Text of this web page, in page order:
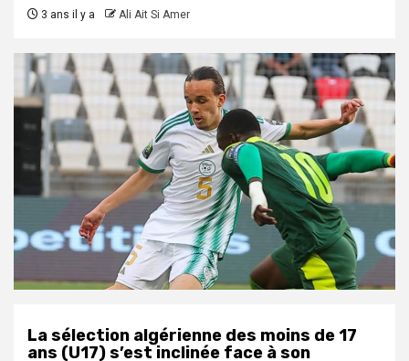
3 ans il y a Ali Ait Si Amer
La sélection algérienne des moins de 17
ans (U17) s’est inclinée face à son